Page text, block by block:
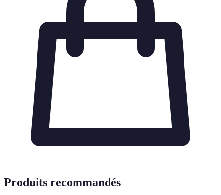
Produits recommandés